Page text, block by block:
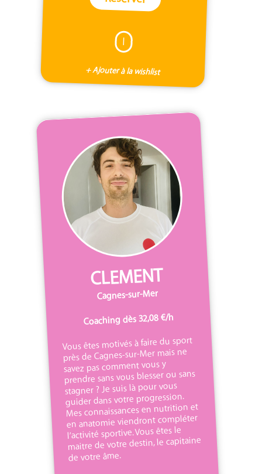
I
+ Ajouter à la wishlist
CLEMENT
Cagnes-sur-Mer
Coaching dès 32,08 €/h
Vous êtes motivés à faire du sport
près de Cagnes-sur-Mer mais ne
savez pas comment vous y
prendre sans vous blesser ou sans
stagner ? Je suis là pour vous
guider dans votre progression.
Mes connaissances en nutrition et
en anatomie viendront compléter
l’activité sportive. Vous êtes le
maitre de votre destin, le capitaine
de votre âme.